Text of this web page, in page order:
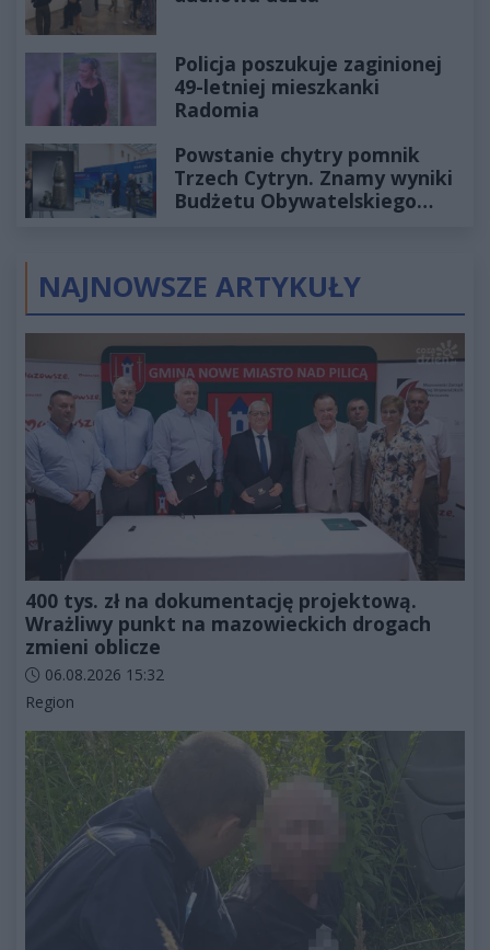
Policja poszukuje zaginionej
49-letniej mieszkanki
Radomia
Powstanie chytry pomnik
Trzech Cytryn. Znamy wyniki
Budżetu Obywatelskiego
NAJNOWSZE ARTYKUŁY
400 tys. zł na dokumentację projektową.
Wrażliwy punkt na mazowieckich drogach
zmieni oblicze
Data dodania artykułu:
06.08.2026 15:32
Kategorie artykułu:
Region